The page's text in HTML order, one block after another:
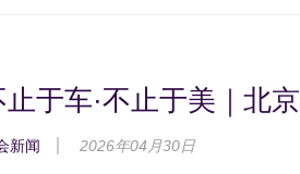
止于车·不止于美｜北
新闻 2026年04月30日